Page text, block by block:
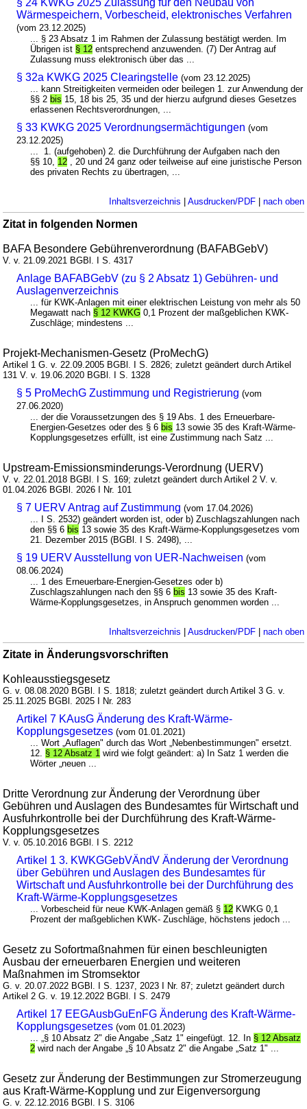
§ 24 KWKG 2025 Zulassung für den Neubau von
Wärmespeichern, Vorbescheid, elektronisches Verfahren
(vom 23.12.2025)
... § 23 Absatz 1 im Rahmen der Zulassung bestätigt werden. Im
Übrigen ist § 12 entsprechend anzuwenden. (7) Der Antrag auf
Zulassung muss elektronisch über das ...
§ 32a KWKG 2025 Clearingstelle (vom 23.12.2025)
... kann Streitigkeiten vermeiden oder beilegen 1. zur Anwendung der
§§ 2 bis 15, 18 bis 25, 35 und der hierzu aufgrund dieses Gesetzes
erlassenen Rechtsverordnungen, ...
§ 33 KWKG 2025 Verordnungsermächtigungen (vom
23.12.2025)
... 1. (aufgehoben) 2. die Durchführung der Aufgaben nach den
§§ 10, 12 , 20 und 24 ganz oder teilweise auf eine juristische Person
des privaten Rechts zu übertragen, ...
Inhaltsverzeichnis Ausdrucken/PDF| nach oben
Zitat in folgenden Normen
BAFA Besondere Gebührenverordnung (BAFABGebV)
V. v. 21.09.2021 BGBl. I S. 4317
Anlage BAFABGebV (zu § 2 Absatz 1) Gebühren- und
Auslagenverzeichnis
... für KWK-Anlagen mit einer elektrischen Leistung von mehr als 50
Megawatt nach § 12 KWKG 0,1 Prozent der maßgeblichen KWK-
Zuschläge; mindestens ...
Projekt-Mechanismen-Gesetz (ProMechG)
Artikel 1 G. v. 22.09.2005 BGBl. I S. 2826; zuletzt geändert durch Artikel
131 V. v. 19.06.2020 BGBl. I S. 1328
§ 5 ProMechG Zustimmung und Registrierung (vom
27.06.2020)
... der die Voraussetzungen des § 19 Abs. 1 des Erneuerbare-
Energien-Gesetzes oder des § 6 bis 13 sowie 35 des Kraft-Wärme-
Kopplungsgesetzes erfüllt, ist eine Zustimmung nach Satz ...
Upstream-Emissionsminderungs-Verordnung (UERV)
V. v. 22.01.2018 BGBl. I S. 169; zuletzt geändert durch Artikel 2 V. v.
01.04.2026 BGBl. 2026 I Nr. 101
§ 7 UERV Antrag auf Zustimmung (vom 17.04.2026)
... I S. 2532) geändert worden ist, oder b) Zuschlagszahlungen nach
den §§ 6 bis 13 sowie 35 des Kraft-Wärme-Kopplungsgesetzes vom
21. Dezember 2015 (BGBl. I S. 2498), ...
§ 19 UERV Ausstellung von UER-Nachweisen (vom
08.06.2024)
... 1 des Erneuerbare-Energien-Gesetzes oder b)
Zuschlagszahlungen nach den §§ 6 bis 13 sowie 35 des Kraft-
Wärme-Kopplungsgesetzes, in Anspruch genommen worden ...
Inhaltsverzeichnis Ausdrucken/PDF| nach oben
Zitate in Änderungsvorschriften
Kohleausstiegsgesetz
G. v. 08.08.2020 BGBl. I S. 1818; zuletzt geändert durch Artikel 3 G. v.
25.11.2025 BGBl. 2025 I Nr. 283
Artikel 7 KAusG Änderung des Kraft-Wärme-
Kopplungsgesetzes (vom 01.01.2021)
... Wort „Auflagen" durch das Wort „Nebenbestimmungen" ersetzt.
12. § 12 Absatz 1 wird wie folgt geändert: a) In Satz 1 werden die
Wörter „neuen ...
Dritte Verordnung zur Änderung der Verordnung über
Gebühren und Auslagen des Bundesamtes für Wirtschaft und
Ausfuhrkontrolle bei der Durchführung des Kraft-Wärme-
Kopplungsgesetzes
V. v. 05.10.2016 BGBl. I S. 2212
Artikel 1 3. KWKGGebVÄndV Änderung der Verordnung
über Gebühren und Auslagen des Bundesamtes für
Wirtschaft und Ausfuhrkontrolle bei der Durchführung des
Kraft-Wärme-Kopplungsgesetzes
... Vorbescheid für neue KWK-Anlagen gemäß § 12 KWKG 0,1
Prozent der maßgeblichen KWK- Zuschläge, höchstens jedoch ...
Gesetz zu Sofortmaßnahmen für einen beschleunigten
Ausbau der erneuerbaren Energien und weiteren
Maßnahmen im Stromsektor
G. v. 20.07.2022 BGBl. I S. 1237, 2023 I Nr. 87; zuletzt geändert durch
Artikel 2 G. v. 19.12.2022 BGBl. I S. 2479
Artikel 17 EEGAusbGuEnFG Änderung des Kraft-Wärme-
Kopplungsgesetzes (vom 01.01.2023)
... „§ 10 Absatz 2" die Angabe „Satz 1" eingefügt. 12. In § 12 Absatz
2 wird nach der Angabe „§ 10 Absatz 2" die Angabe „Satz 1" ...
Gesetz zur Änderung der Bestimmungen zur Stromerzeugung
aus Kraft-Wärme-Kopplung und zur Eigenversorgung
G. v. 22.12.2016 BGBl. I S. 3106